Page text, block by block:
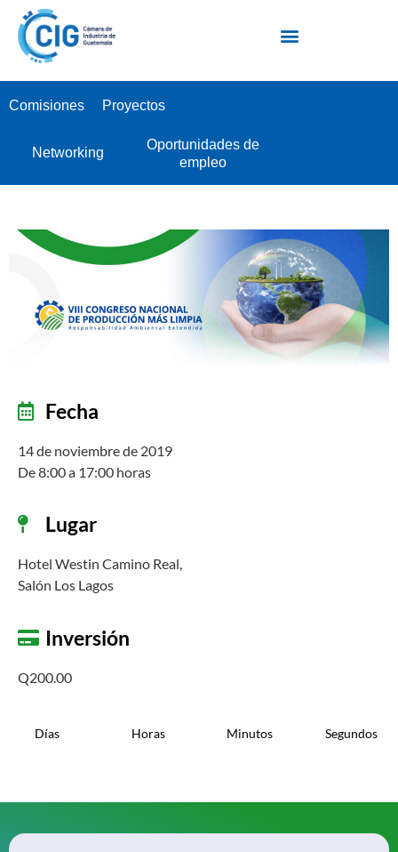
Comisiones Proyectos
Networking
Oportunidades de
empleo
Fecha
14 de noviembre de 2019
De 8:00 a 17:00 horas
Lugar
Hotel Westin Camino Real,
Salón Los Lagos
Inversión
Q200.00
Días Horas Minutos Segundos